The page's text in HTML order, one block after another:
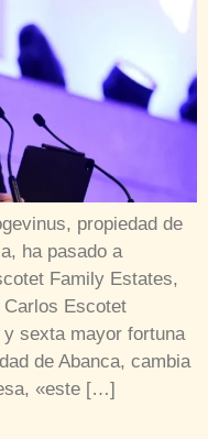
propiedad de
ha pasado a
Family Estates,
Escotet
sexta mayor fortuna
de Abanca, cambia
«este […]